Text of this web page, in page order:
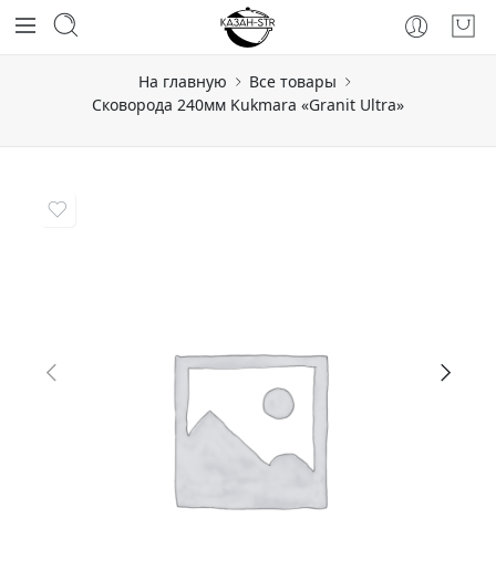
На главную
Все товары
Сковорода 240мм Kukmara «Granit Ultra»